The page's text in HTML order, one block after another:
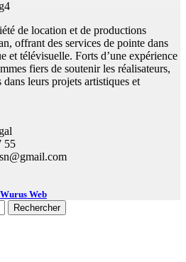
de location et de productions
offrant des services de pointe dans
et télévisuelle. Forts d’une expérience
fiers de soutenir les réalisateurs,
leurs projets artistiques et
55
Wurus Web
Rechercher